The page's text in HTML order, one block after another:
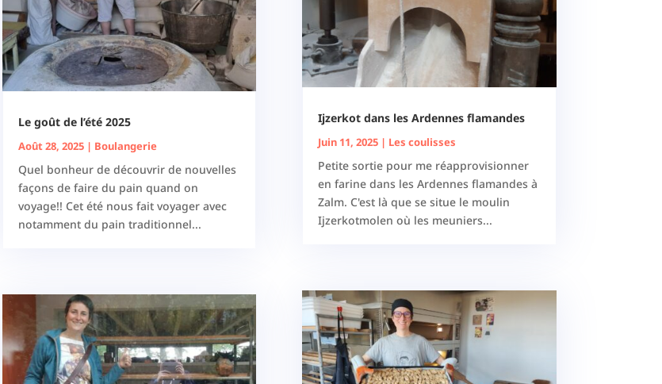
Le goût de l’été 2025
Août 28, 2025| Boulangerie
Quel bonheur de découvrir de nouvelles
façons de faire du pain quand on
voyage!! Cet été nous fait voyager avec
notamment du pain traditionnel...
Ijzerkot dans les Ardennes flamandes
Juin 11, 2025| Les coulisses
Petite sortie pour me réapprovisionner
en farine dans les Ardennes flamandes à
Zalm. C'est là que se situe le moulin
Ijzerkotmolen où les meuniers...